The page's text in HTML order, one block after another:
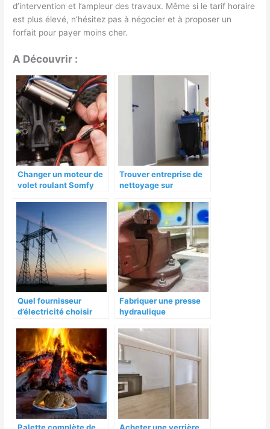
d’intervention et l’ampleur des travaux. Même si le tarif horaire
est plus élevé, n’hésitez pas à négocier et à proposer un
forfait pour payer moins cher.
A Découvrir :
Changer un moteur de
volet roulant Somfy
Trouver entreprise de
nettoyage sur
Quel fournisseur
d’électricité choisir
Fabriquer une presse
hydraulique
Palette complète de Acheter une verrière